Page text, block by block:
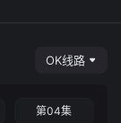
OK线路
第04集